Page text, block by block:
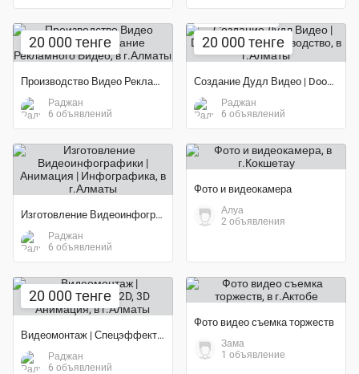
20 000 тенге
Производство Видео Рекламы | Создание Рекламного Видео
Раджан
6 объявлений
20 000 тенге
Создание Дудл Видео | Doodle Video Производство
Раджан
6 объявлений
Изготовление Видеоинфографики | Анимация | Инфографика
Раджан
6 объявлений
Фото и видеокамера
Алуа
2 объявления
20 000 тенге
Видеомонтаж | Спецэффекты | 2D, 3D Анимация
Раджан
6 объявлений
Фото видео съемка торжеств
Зама
1 объявление